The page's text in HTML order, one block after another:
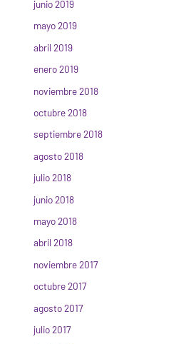
junio 2019
mayo 2019
abril 2019
enero 2019
noviembre 2018
octubre 2018
septiembre 2018
agosto 2018
julio 2018
junio 2018
mayo 2018
abril 2018
noviembre 2017
octubre 2017
agosto 2017
julio 2017